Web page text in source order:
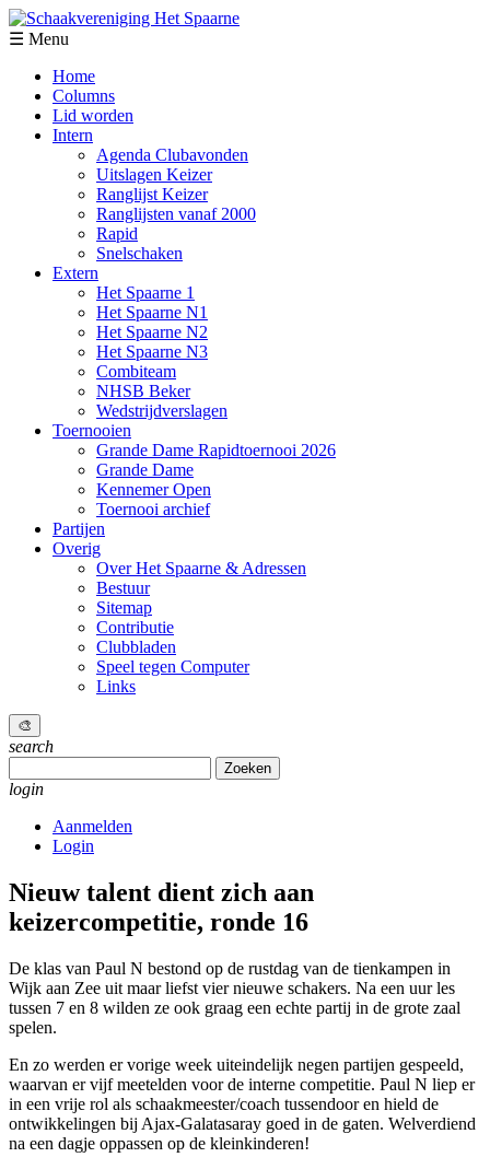
☰ Menu
Home
Columns
Lid worden
Intern
Agenda Clubavonden
Uitslagen Keizer
Ranglijst Keizer
Ranglijsten vanaf 2000
Rapid
Snelschaken
Extern
Het Spaarne 1
Het Spaarne N1
Het Spaarne N2
Het Spaarne N3
Combiteam
NHSB Beker
Wedstrijdverslagen
Toernooien
Grande Dame Rapidtoernooi 2026
Grande Dame
Kennemer Open
Toernooi archief
Partijen
Overig
Over Het Spaarne & Adressen
Bestuur
Sitemap
Contributie
Clubbladen
Speel tegen Computer
Links
🎨
search
naar:
login
Aanmelden
Login
Nieuw talent dient zich aan
keizercompetitie, ronde 16
De klas van Paul N bestond op de rustdag van de tienkampen in
Wijk aan Zee uit maar liefst vier nieuwe schakers. Na een uur les
tussen 7 en 8 wilden ze ook graag een echte partij in de grote zaal
spelen.
En zo werden er vorige week uiteindelijk negen partijen gespeeld,
waarvan er vijf meetelden voor de interne competitie. Paul N liep er
in een vrije rol als schaakmeester/coach tussendoor en hield de
ontwikkelingen bij Ajax-Galatasaray goed in de gaten. Welverdiend
na een dagje oppassen op de kleinkinderen!